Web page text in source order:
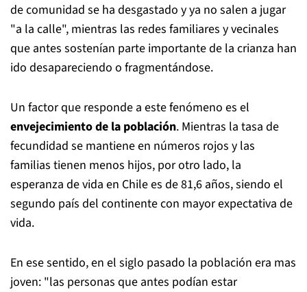
de comunidad se ha desgastado y ya no salen a jugar
"a la calle", mientras las redes familiares y vecinales
que antes sostenían parte importante de la crianza han
ido desapareciendo o fragmentándose.
Un factor que responde a este fenómeno es el
envejecimiento de la población. Mientras la tasa de
fecundidad se mantiene en números rojos y las
familias tienen menos hijos, por otro lado, la
esperanza de vida en Chile es de 81,6 años, siendo el
segundo país del continente con mayor expectativa de
vida.
En ese sentido, en el siglo pasado la población era mas
joven: "las personas que antes podían estar